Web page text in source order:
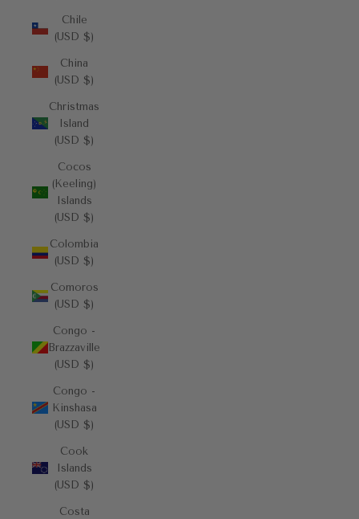
Chile
(USD $)
China
(USD $)
Christmas
Island
(USD $)
Cocos
(Keeling)
Islands
(USD $)
Colombia
(USD $)
Comoros
(USD $)
Congo -
Brazzaville
(USD $)
Congo -
Kinshasa
(USD $)
Cook
Islands
(USD $)
Costa